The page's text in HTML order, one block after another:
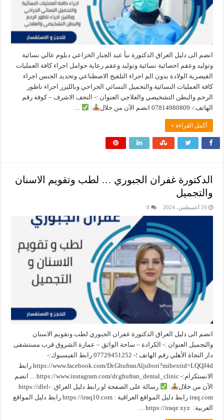
انضم الى دليل العراق الدكتورة نبأ عبد الجبار الخزاعي دبلوم عالي نسائية
وتوليد وعقم اخصائية نسائية وتوليد وعقم رعاية حوامل اجراء كافة العمليات
القيصرية الولادة بدون الم اجراء التلقيح الاصطناعي وتحديد الجنس اجراء
كافة العمليات النسائية والتجميل النسائي الجراحي وبالليزر اجراء ناظور
الرحم والبطن التشخيصي والعلاجي العنوان :- النجف الاشرف – كوفة رقم
الهاتف:- 07814980809 انضم الآن من خلال
:
…
أكمل القراءة »
الدكتورة غفران الجبوري … لطب وتقويم الاسنان
والتجميل
20 أغسطس، 2024 0
انضم الى دليل العراق الدكتورة غفران الجبوري لطب وتقويم الاسنان
والتجميل العنوان :- الكرادة – ساحة الواثق – عمارة الشروق قرب مستشفى
دار النجاة الأهلي رقم الهاتف ؛- 07729451252 رابط الفيسبوك:-
https://www.facebook.com/Dr.GhufranAljubori?mibextid=LQQJ4d رابط
الانستكرام:- https://www.instagram.com/dr.ghufran_dental_clinic… انضم
الآن من خلال
:
رسالة على الصفحة او رابط دليل العراق: ‏https://dlel-
iraq.com رابط دليل المواقع العراقية : ‏https://iraq10.com رابط دليل المواقع
العربية: ‏ https://iraqe.xyz …